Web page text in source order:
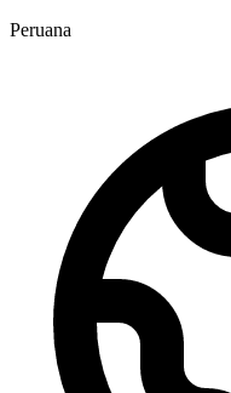
Peruana